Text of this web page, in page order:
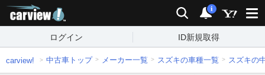
検索 通知
i
ログイン ID新規取得
carview! 中古車トップ メーカー一覧 スズキの車種一覧 スズキの